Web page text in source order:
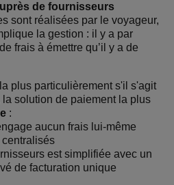
de fournisseurs
sont réalisées par le voyageur,
la gestion : il y a par
frais à émettre qu’il y a de
plus particulièrement s'il s'agit
solution de paiement la plus
:
aucun frais lui-même
centralisés
est simplifiée avec un
de facturation unique